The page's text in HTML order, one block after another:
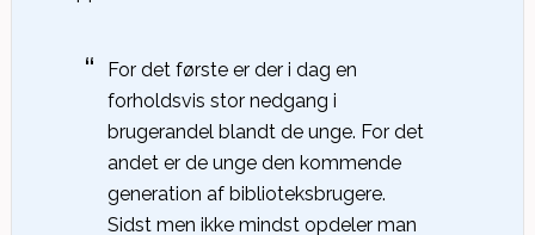
For det første er der i dag en
forholdsvis stor nedgang i
brugerandel blandt de unge. For det
andet er de unge den kommende
generation af biblioteksbrugere.
Sidst men ikke mindst opdeler man